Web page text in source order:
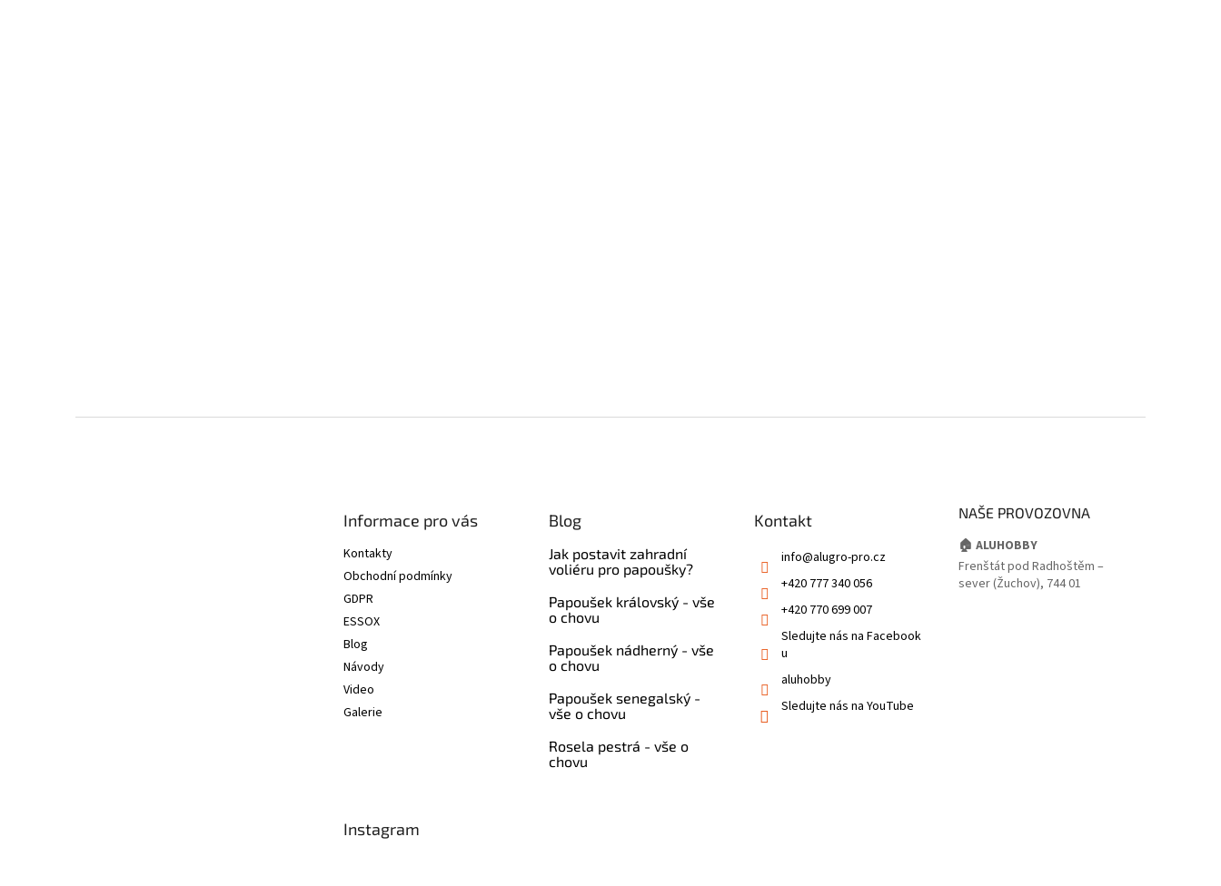
Informace pro vás
Kontakty
Obchodní podmínky
GDPR
ESSOX
Blog
Návody
Video
Galerie
Blog
Jak postavit zahradní
voliéru pro papoušky?
Papoušek královský - vše
o chovu
Papoušek nádherný - vše
o chovu
Papoušek senegalský -
vše o chovu
Rosela pestrá - vše o
chovu
Kontakt
info@alugro-pro.cz
+420 777 340 056
+420 770 699 007
Sledujte nás na Facebook
u
aluhobby
Sledujte nás na YouTube
NAŠE PROVOZOVNA
🏠 ALUHOBBY
Frenštát pod Radhoštěm –
sever (Žuchov), 744 01
Instagram